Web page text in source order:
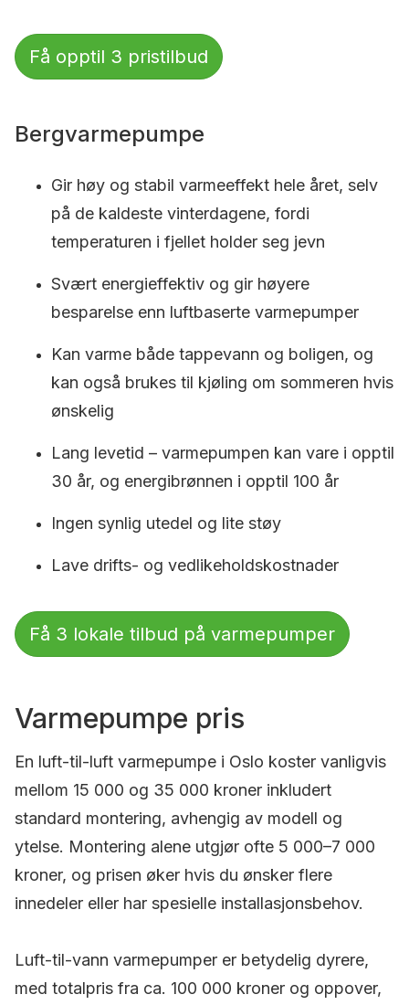
Få opptil 3 pristilbud
Bergvarmepumpe
Gir høy og stabil varmeeffekt hele året, selv
på de kaldeste vinterdagene, fordi
temperaturen i fjellet holder seg jevn
Svært energieffektiv og gir høyere
besparelse enn luftbaserte varmepumper
Kan varme både tappevann og boligen, og
kan også brukes til kjøling om sommeren hvis
ønskelig
Lang levetid – varmepumpen kan vare i opptil
30 år, og energibrønnen i opptil 100 år
Ingen synlig utedel og lite støy
Lave drifts- og vedlikeholdskostnader
Få 3 lokale tilbud på varmepumper
Varmepumpe pris
En luft-til-luft varmepumpe i Oslo koster vanligvis
mellom 15 000 og 35 000 kroner inkludert
standard montering, avhengig av modell og
ytelse. Montering alene utgjør ofte 5 000–7 000
kroner, og prisen øker hvis du ønsker flere
innedeler eller har spesielle installasjonsbehov.
Luft-til-vann varmepumper er betydelig dyrere,
med totalpris fra ca. 100 000 kroner og oppover,